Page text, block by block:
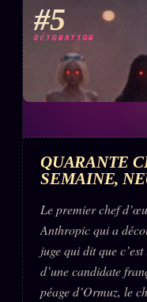
#5
DÉTONATION
QUARANTE
SEMAINE,
Le premier chef
Anthropic qui a
juge qui dit que
d’une candidate
péage d’Ormuz, le